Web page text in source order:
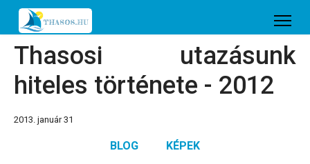
Thasosi utazásunk
hiteles története - 2012
2013. január 31
BLOG KÉPEK